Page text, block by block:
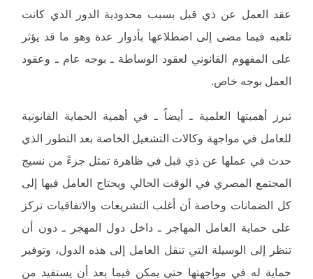
عقد العمل عن ذي قبل بسبب محدودية الدور الذي كانت
تلعبه فيما مضى إلى اضطلاعها بأدوار عدة وهو ما قد يؤثر
على المفهوم القانوني لعقود الوساطة ـ بوجه عام ـ وعقود
العمل بوجه خاص.
تبرز أهميتها العلمية ـ أيضاً ـ في أهمية الحماية القانونية
للعامل في مواجهة وكالات التشغيل الخاصة بعد التطور الذي
حدث في عملها عن ذي قبل في ظاهرة تمثل جزءً من نسيج
المجتمع المصري في الوقت الحالي ويحتاج العامل فيها إلى
كل الضمانات وخاصة أن أغلب التشريعات والاتفاقيات تركز
على حماية العامل المهاجر ـ داخل دول المهجر ـ دون أن
تنظر إلى الوسيلة التي تنقل العامل إلى هذه الدول، وتوفير
حماية له في مواجهتها حتى يمكن فيما بعد أن يستفيد من